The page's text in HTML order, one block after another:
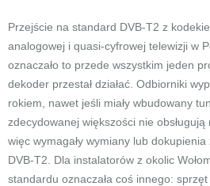
Przejście na standard DVB-T2 z
analogowej i quasi-cyfrowej telewizji w
oznaczało to przede wszystkim jeden
dekoder przestał działać. Odbiorniki
rokiem, nawet jeśli miały wbudowany
zdecydowanej większości nie obsługują
więc wymagały wymiany lub
DVB-T2. Dla instalatorów z okolic
standardu oznaczała coś innego: